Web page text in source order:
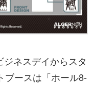
ネスデイからスタ
ブースは「ホール8-